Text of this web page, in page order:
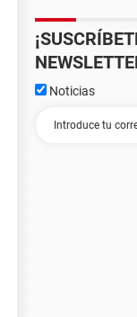
Noticias